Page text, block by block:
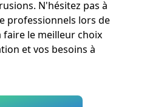
N'hésitez pas à
professionnels lors de
faire le meilleur choix
et vos besoins à